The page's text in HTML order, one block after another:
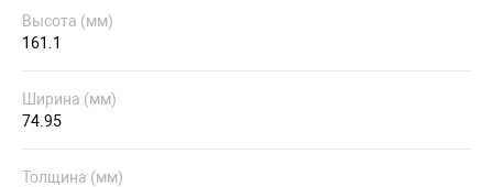
Высота (мм)
161.1
Ширина (мм)
74.95
Толщина (мм)